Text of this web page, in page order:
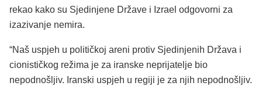
rekao kako su Sjedinjene Države i Izrael odgovorni za
izazivanje nemira.
“Naš uspjeh u političkoj areni protiv Sjedinjenih Država i
cionističkog režima je za iranske neprijatelje bio
nepodnošljiv. Iranski uspjeh u regiji je za njih nepodnošljiv.